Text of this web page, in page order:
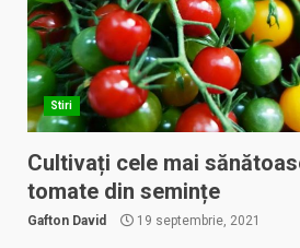
Stiri
Cultivați cele mai
tomate din semințe
Gafton David 19 septembrie, 2021